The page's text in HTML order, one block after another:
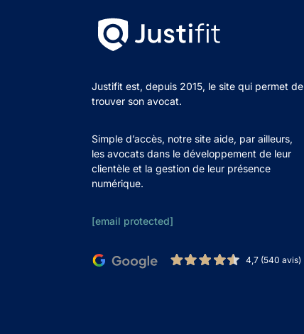
Justifit est, depuis 2015, le site qui permet de
trouver son avocat.
Simple d’accès, notre site aide, par ailleurs,
les avocats dans le développement de leur
clientèle et la gestion de leur présence
numérique.
[email protected]
4,7 (540 avis)